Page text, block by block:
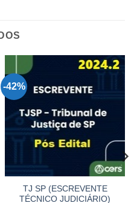
-42%
TJ SP (ESCREVENTE
TÉCNICO JUDICIÁRIO)